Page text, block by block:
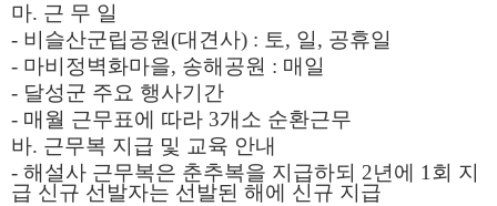
마. 근 무 일
- 비슬산군립공원(대견사) : 토, 일, 공휴일
- 마비정벽화마을, 송해공원 : 매일
- 달성군 주요 행사기간
- 매월 근무표에 따라 3개소 순환근무
바. 근무복 지급 및 교육 안내
- 해설사 근무복은 춘추복을 지급하되 2년에 1회 지
급 신규 선발자는 선발된 해에 신규 지급